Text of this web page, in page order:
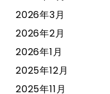
2026年3月
2026年2月
2026年1月
2025年12月
2025年11月